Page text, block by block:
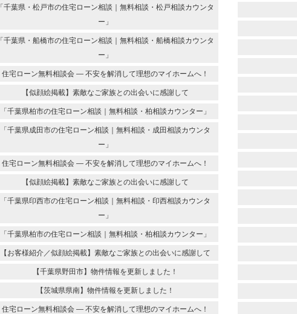
「千葉県・松戸市の住宅ローン相談｜無料相談・松戸相談カウンタ
ー」
「千葉県・船橋市の住宅ローン相談｜無料相談・船橋相談カウンタ
ー」
住宅ローン無料相談会 ― 不安を解消して理想のマイホームへ！
【似顔絵掲載】素敵なご家族との出会いに感謝して
「千葉県柏市の住宅ローン相談｜無料相談・柏相談カウンター」
「千葉県成田市の住宅ローン相談｜無料相談・成田相談カウンタ
ー」
住宅ローン無料相談会 ― 不安を解消して理想のマイホームへ！
【似顔絵掲載】素敵なご家族との出会いに感謝して
「千葉県印西市の住宅ローン相談｜無料相談・印西相談カウンタ
ー」
「千葉県柏市の住宅ローン相談｜無料相談・柏相談カウンター」
【お客様紹介／似顔絵掲載】素敵なご家族との出会いに感謝して
【千葉県野田市】物件情報を更新しました！
【茨城県県南】物件情報を更新しました！
住宅ローン無料相談会 ― 不安を解消して理想のマイホームへ！